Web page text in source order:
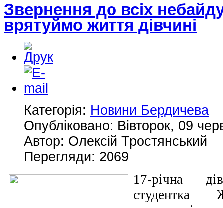
Звернення до всіх
врятуймо життя дівчині
Категорія: Новини Бердичева
Опубліковано: Вівторок, 09
Автор: Олексій Тростянський
Перегляди: 2069
17-річна
студентка